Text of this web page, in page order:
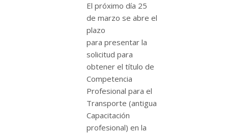
El próximo dí­a 25
de marzo se abre el
plazo
para presentar la
solicitud para
obtener el tí­tulo de
Competencia
Profesional para el
Transporte (antigua
Capacitación
profesional) en la